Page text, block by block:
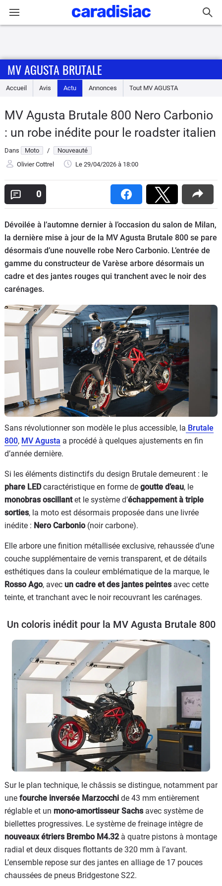
Accueil
Essais
Equipement
Forum
Scooters
&
125
Marques
Services
Auto
MV AGUSTA BRUTALE
Accueil Avis Actu Annonces Tout MV AGUSTA
MV Agusta Brutale 800 Nero Carbonio
: un robe inédite pour le roadster italien
Dans Moto /
Nouveauté
Olivier Cottrel
Le 29/04/2026 à 18:00
0
Dévoilée à l’automne dernier à l’occasion du salon de Milan,
la dernière mise à jour de la MV Agusta Brutale 800 se pare
désormais d’une nouvelle robe Nero Carbonio. L’entrée de
gamme du constructeur de Varèse arbore désormais un
cadre et des jantes rouges qui tranchent avec le noir des
carénages.
Sans révolutionner son modèle le plus accessible, la Brutale
800, MV Agusta a procédé à quelques ajustements en fin
d’année dernière.
Si les éléments distinctifs du design Brutale demeurent : le
phare LEDcaractéristique en forme de goutte d’eau, le
monobras oscillantet le système d’échappement à triple
sorties, la moto est désormais proposée dans une livrée
inédite : Nero Carbonio(noir carbone).
Elle arbore une finition métallisée exclusive, rehaussée d’une
couche supplémentaire de vernis transparent, et de détails
esthétiques dans la couleur emblématique de la marque, le
Rosso Ago, avec un cadre et des jantes peintesavec cette
teinte, et tranchant avec le noir recouvrant les carénages.
Un coloris inédit pour la MV Agusta Brutale 800
Sur le plan technique, le châssis se distingue, notamment par
une fourche inversée Marzocchi de 43 mm entièrement
réglable et un mono-amortisseur Sachsavec système de
biellettes progressives. Le système de freinage intègre de
nouveaux étriers Brembo M4.32à quatre pistons à montage
radial et deux disques flottants de 320 mm à l’avant.
L’ensemble repose sur des jantes en alliage de 17 pouces
chaussées de pneus Bridgestone S22.